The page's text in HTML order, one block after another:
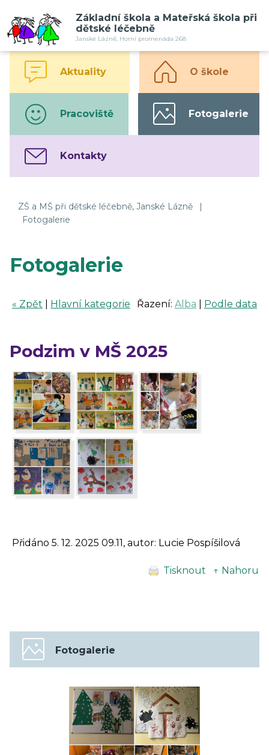
Základní škola a Mateřská škola při
dětské léčebně
Janské Lázně, Horní promenáda 268
Aktuality O škole
Pracoviště Fotogalerie
Kontakty
ZŠ a MŠ při dětské léčebně, Janské Lázně
|
Fotogalerie
Fotogalerie
Řazení: Alba Podle data
« Zpět Hlavní kategorie
Podzim v MŠ 2025
Přidáno 5. 12. 2025 09.11, autor: Lucie Pospíšilová
Tisknout ↑ Nahoru
Fotogalerie